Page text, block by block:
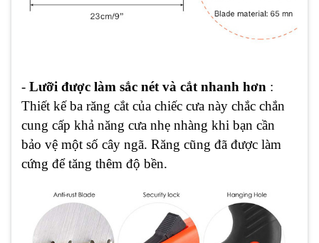
- Lưỡi được làm sắc nét và cắt nhanh hơn :
Thiết kế ba răng cắt của chiếc cưa này chắc chắn
cung cấp khả năng cưa nhẹ nhàng khi bạn cần
bảo vệ một số cây ngã. Răng cũng đã được làm
cứng để tăng thêm độ bền.